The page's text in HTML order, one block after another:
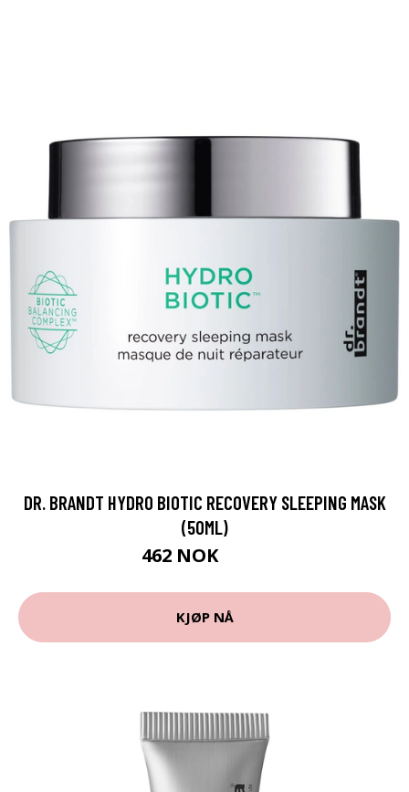
DR. BRANDT HYDRO BIOTIC RECOVERY SLEEPING MASK
(50ML)
462 NOK
KJØP NÅ